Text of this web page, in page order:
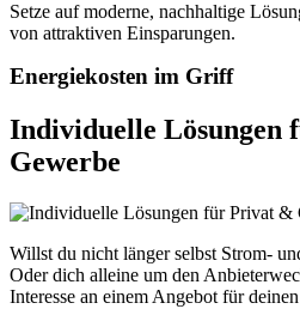
Setze auf moderne, nachhaltige
von attraktiven Einsparungen.
Energiekosten im Griff
Individuelle Lösungen
Gewerbe
Willst du nicht länger selbst Strom-
Oder dich alleine um den
Interesse an einem Angebot für